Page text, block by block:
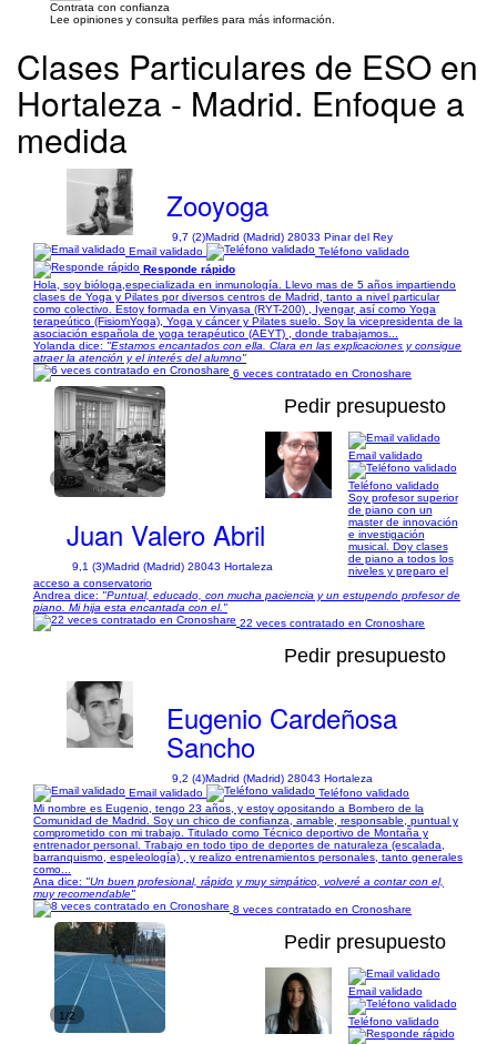
Contrata con confianza
Lee opiniones y consulta perfiles para más información.
Clases Particulares de ESO en
Hortaleza - Madrid. Enfoque a
medida
Zooyoga
9,7 (2)Madrid (Madrid) 28033 Pinar del Rey
Email validado
Teléfono validado
Responde rápido
Hola, soy bióloga,especializada en inmunología. Llevo mas de 5 años impartiendo
clases de Yoga y Pilates por diversos centros de Madrid, tanto a nivel particular
como colectivo. Estoy formada en Vinyasa (RYT-200) , Iyengar, así como Yoga
terapeútico (FisiomYoga), Yoga y cáncer y Pilates suelo. Soy la vicepresidenta de la
asociación española de yoga terapéutico (AEYT) , donde trabajamos...
Yolanda dice: "Estamos encantados con ella. Clara en las explicaciones y consigue
atraer la atención y el interés del alumno"
6 veces contratado en Cronoshare
1/3
Pedir presupuesto
Juan Valero Abril
9,1 (3)Madrid (Madrid) 28043 Hortaleza
Email validado
Teléfono validado
Soy profesor superior
de piano con un
master de innovación
e investigación
musical. Doy clases
de piano a todos los
niveles y preparo el
acceso a conservatorio
Andrea dice: "Puntual, educado, con mucha paciencia y un estupendo profesor de
piano. Mi hija esta encantada con el."
22 veces contratado en Cronoshare
Pedir presupuesto
Eugenio Cardeñosa
Sancho
9,2 (4)Madrid (Madrid) 28043 Hortaleza
Email validado
Teléfono validado
Mi nombre es Eugenio, tengo 23 años, y estoy opositando a Bombero de la
Comunidad de Madrid. Soy un chico de confianza, amable, responsable, puntual y
comprometido con mi trabajo. Titulado como Técnico deportivo de Montaña y
entrenador personal. Trabajo en todo tipo de deportes de naturaleza (escalada,
barranquismo, espeleología) , y realizo entrenamientos personales, tanto generales
como...
Ana dice: "Un buen profesional, rápido y muy simpático, volveré a contar con el,
muy recomendable"
8 veces contratado en Cronoshare
1/2
Pedir presupuesto
Email validado
Teléfono validado